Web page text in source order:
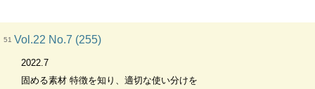
51 Vol.22 No.7 (255)
2022.7
固める素材 特徴を知り、適切な使い分けを